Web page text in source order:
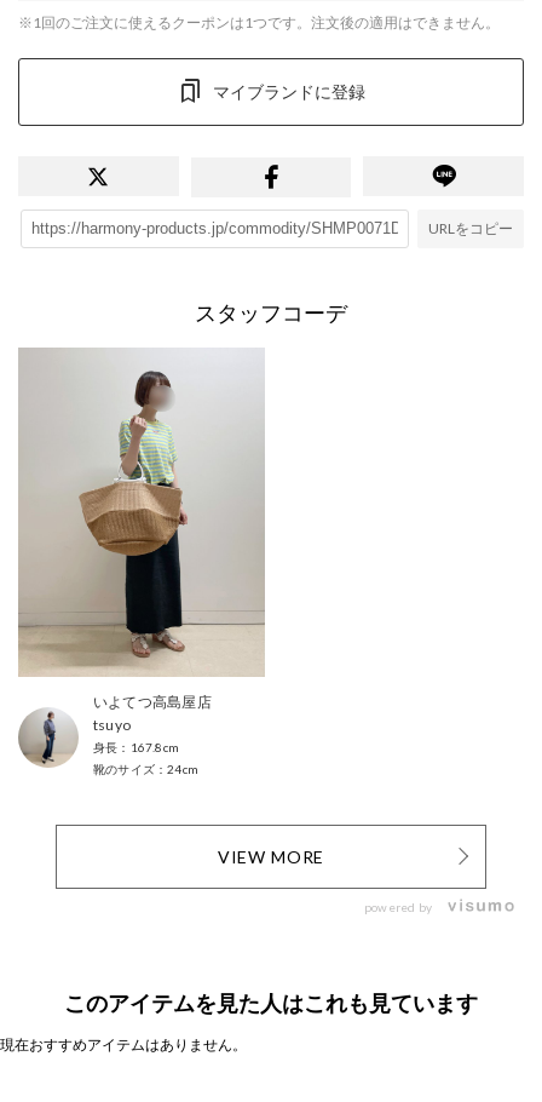
※1回のご注文に使えるクーポンは1つです。注文後の適用はできません。
マイブランドに登録
URLをコピー
スタッフコーデ
いよてつ高島屋店
tsuyo
167.8cm
24cm
VIEW MORE
powered by
このアイテムを見た人はこれも見ています
現在おすすめアイテムはありません。